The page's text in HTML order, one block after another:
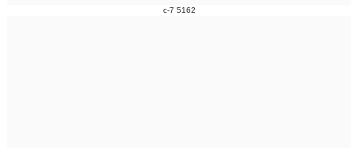
c-7 5162